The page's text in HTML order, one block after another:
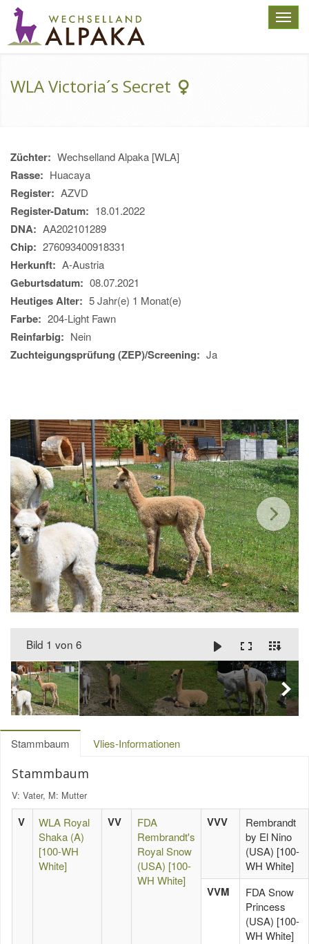
WLA Victoria´s Secret
Züchter: Wechselland Alpaka [WLA]
Rasse: Huacaya
Register: AZVD
Register-Datum: 18.01.2022
DNA: AA202101289
Chip: 276093400918331
Herkunft: A-Austria
Geburtsdatum: 08.07.2021
Heutiges Alter: 5 Jahr(e) 1 Monat(e)
Farbe: 204-Light Fawn
Reinfarbig: Nein
Zuchteigungsprüfung (ZEP)/Screening: Ja
Bild 1 von 6
Stammbaum Vlies-Informationen
Stammbaum
V: Vater, M: Mutter
V
WLA Royal
Shaka (A)
[100-WH
White]
VV
FDA
Rembrandt's
Royal Snow
(USA) [100-
WH White]
VVV
Rembrandt
by El Nino
(USA) [100-
WH White]
VVM
FDA Snow
Princess
(USA) [100-
WH White]